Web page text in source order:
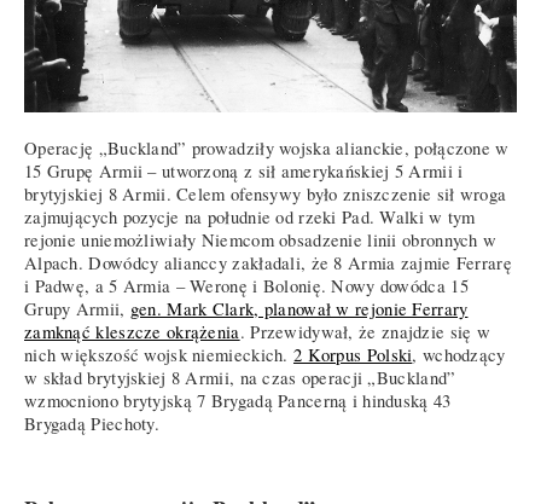
Operację „Buckland” prowadziły wojska alianckie, połączone w
15 Grupę Armii – utworzoną z sił amerykańskiej 5 Armii i
brytyjskiej 8 Armii. Celem ofensywy było zniszczenie sił wroga
zajmujących pozycje na południe od rzeki Pad. Walki w tym
rejonie uniemożliwiały Niemcom obsadzenie linii obronnych w
Alpach. Dowódcy alianccy zakładali, że 8 Armia zajmie Ferrarę
i Padwę, a 5 Armia – Weronę i Bolonię. Nowy dowódca 15
Grupy Armii, gen. Mark Clark, planował w rejonie Ferrary
zamknąć kleszcze okrążenia. Przewidywał, że znajdzie się w
nich większość wojsk niemieckich. 2 Korpus Polski, wchodzący
w skład brytyjskiej 8 Armii, na czas operacji „Buckland”
wzmocniono brytyjską 7 Brygadą Pancerną i hinduską 43
Brygadą Piechoty.